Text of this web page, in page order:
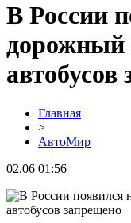
В России
дорожный
Главная
>
АвтоМир
02.06 01:56